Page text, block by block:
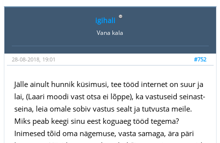
igihali
Vana kala
#752
28-08-2018, 19:01
Jälle ainult hunnik küsimusi, tee tööd internet on suur ja
lai, (Laari moodi vast otsa ei lõppe), ka vastuseid seinast-
seina, leia omale sobiv vastus sealt ja tutvusta meile.
Miks peab keegi sinu eest koguaeg tööd tegema?
Inimesed tõid oma nägemuse, vasta samaga, ära päri